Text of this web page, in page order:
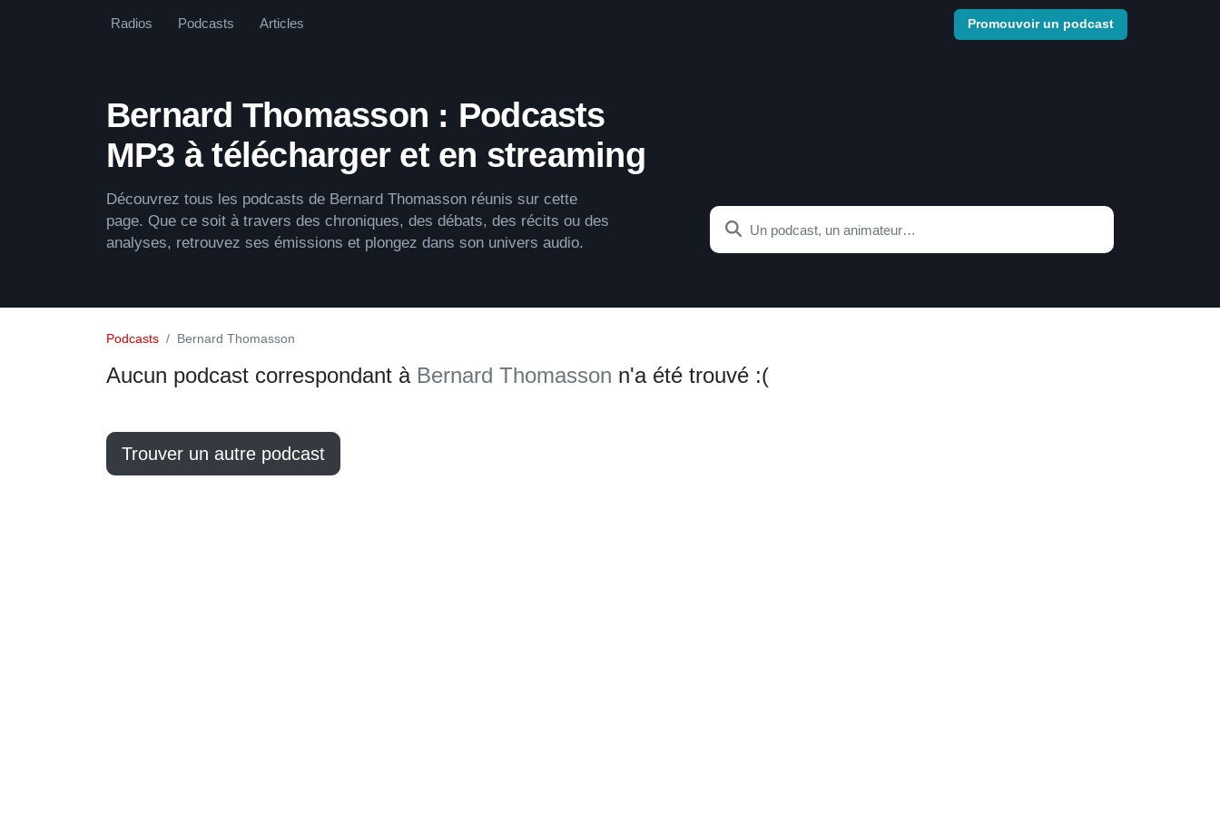
Radios Podcasts Articles Promouvoir un podcast
Bernard Thomasson : Podcasts
MP3 à télécharger et en streaming
Découvrez tous les podcasts de Bernard Thomasson réunis sur cette
page. Que ce soit à travers des chroniques, des débats, des récits ou des
analyses, retrouvez ses émissions et plongez dans son univers audio.
Podcasts Bernard Thomasson
Aucun podcast correspondant à Bernard Thomasson n'a été trouvé :(
Trouver un autre podcast